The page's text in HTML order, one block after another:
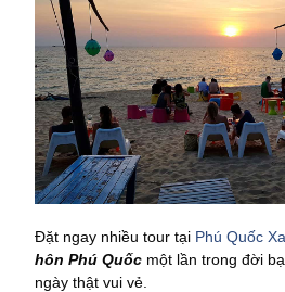
Đặt ngay nhiều tour tại Phú Quốc
hôn Phú Quốc một lần trong đời
ngày thật vui vẻ.